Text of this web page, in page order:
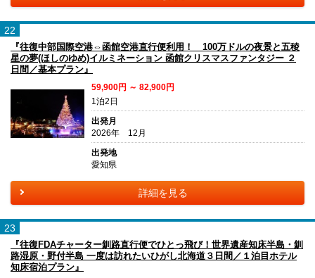
22
『往復中部国際空港⇔函館空港直行便利用！ 100万ドルの夜景と五稜
星の夢(ほしのゆめ)イルミネーション 函館クリスマスファンタジー ２
日間／基本プラン』
59,900円 ～ 82,900円
1泊2日
出発月
2026年 12月
出発地
愛知県
詳細を見る
23
『往復FDAチャーター釧路直行便でひとっ飛び！世界遺産知床半島・釧
路湿原・野付半島 一度は訪れたいひがし北海道３日間／１泊目ホテル
知床宿泊プラン』